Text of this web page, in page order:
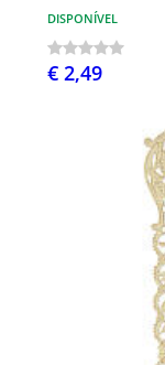
DISPONÍVEL
€ 2,49